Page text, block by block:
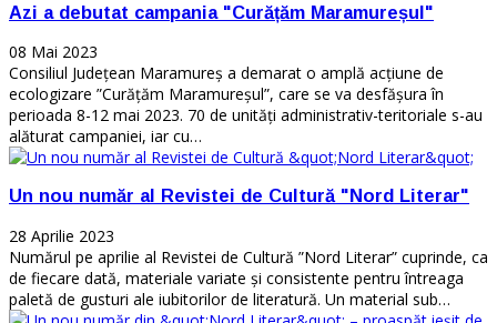
Azi a debutat campania "Curățăm Maramureșul"
08 Mai 2023
Consiliul Județean Maramureș a demarat o amplă acțiune de
ecologizare ”Curățăm Maramureșul”, care se va desfășura în
perioada 8-12 mai 2023. 70 de unități administrativ-teritoriale s-au
alăturat campaniei, iar cu…
Un nou număr al Revistei de Cultură "Nord Literar"
28 Aprilie 2023
Numărul pe aprilie al Revistei de Cultură ”Nord Literar” cuprinde, ca
de fiecare dată, materiale variate și consistente pentru întreaga
paletă de gusturi ale iubitorilor de literatură. Un material sub…